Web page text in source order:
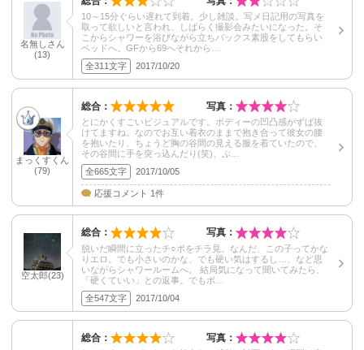
名無しさん
(13)
10～15分ぐらい遅れて到着。少し雑談。写メ日記用の写真を
取って欲しいと言われ、しばらく撮影会みたいになった。そ
こからシャワーを浴びながら立ちバックス素股をしてもらい
ベッドへ。GFから69へそれから…
全311文字
2017/10/20
まっくすくん
(79)
総合： 写真：
とにかくすごいビジュアルです。ボディーの凹凸感がずば抜
けてますね。なのでお互い着衣のままで抱き合って彼女の腰
を抱いたり、ちょうど胸の谷間の見える服を着ていたので、
その谷間に手を突っ込んだり(笑)、ぷ…
全665文字
2017/10/05
応援コメント 1件
空太郎(23)
総合： 写真：
脱いだ瞬間に立ったチ○ポをチラ見。なんだ、この子ってかな
りエロ。でも小さいのかな、でも硬い気はするし…、など思
いながらシャワールームへ。 結局気になって聞いてみたら、
「硬くていい」との返事。でもボ…
全547文字
2017/10/04
総合： 写真：